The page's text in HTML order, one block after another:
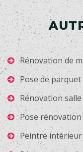
Rénovation de
Pose de
Rénovation
Pose
Peintre intérieur